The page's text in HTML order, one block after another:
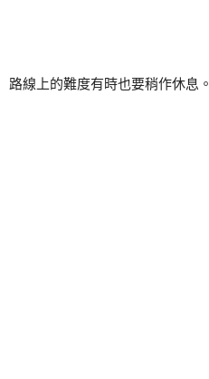
路線上的難度有時也要稍作休息。